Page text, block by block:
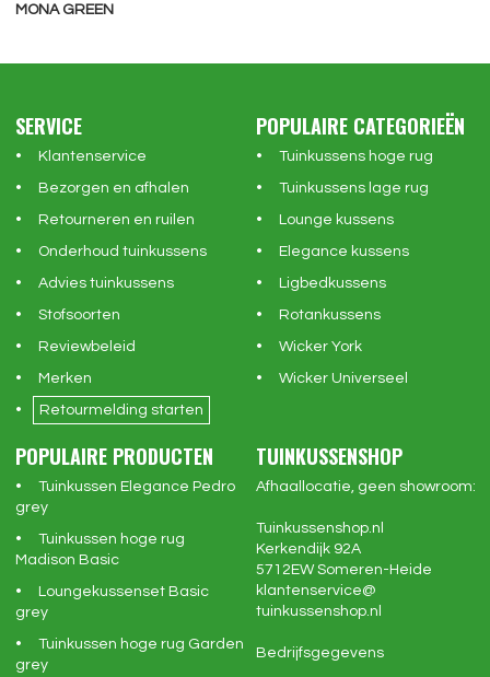
MONA GREEN
SERVICE
Klantenservice
Bezorgen en afhalen
Retourneren en ruilen
Onderhoud tuinkussens
Advies tuinkussens
Stofsoorten
Reviewbeleid
Merken
Retourmelding starten
POPULAIRE CATEGORIEËN
Tuinkussens hoge rug
Tuinkussens lage rug
Lounge kussens
Elegance kussens
Ligbedkussens
Rotankussens
Wicker York
Wicker Universeel
POPULAIRE PRODUCTEN
Tuinkussen Elegance Pedro
grey
Tuinkussen hoge rug
Madison Basic
Loungekussenset Basic
grey
Tuinkussen hoge rug Garden
grey
TUINKUSSENSHOP
Afhaallocatie, geen showroom:
Tuinkussenshop.nl
Kerkendijk 92A
5712EW Someren-Heide
klantenservice@
tuinkussenshop.nl
Bedrijfsgegevens